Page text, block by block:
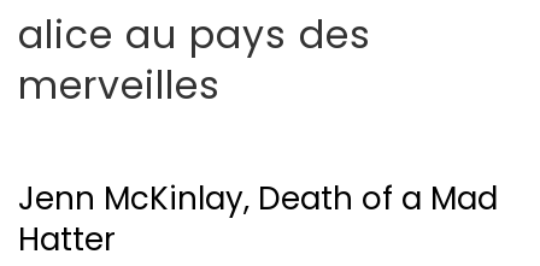
alice au pays des
merveilles
Jenn McKinlay, Death of a Mad
Hatter